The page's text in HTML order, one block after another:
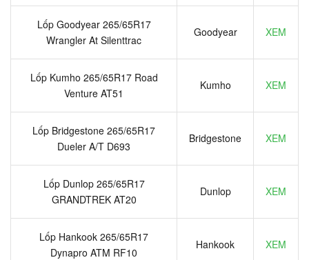
Lốp Goodyear 265/65R17
Wrangler At Silenttrac
Goodyear XEM
Lốp Kumho 265/65R17 Road
Venture AT51
Kumho XEM
Lốp Bridgestone 265/65R17
Dueler A/T D693
Bridgestone XEM
Lốp Dunlop 265/65R17
GRANDTREK AT20
Dunlop XEM
Lốp Hankook 265/65R17
Dynapro ATM RF10
Hankook XEM